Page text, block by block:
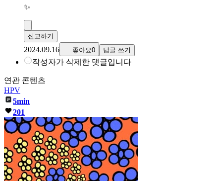
✨️
신고하기
2024.09.16 좋아요0 답글 쓰기
작성자가 삭제한 댓글입니다
연관 콘텐츠
HPV
5min
201